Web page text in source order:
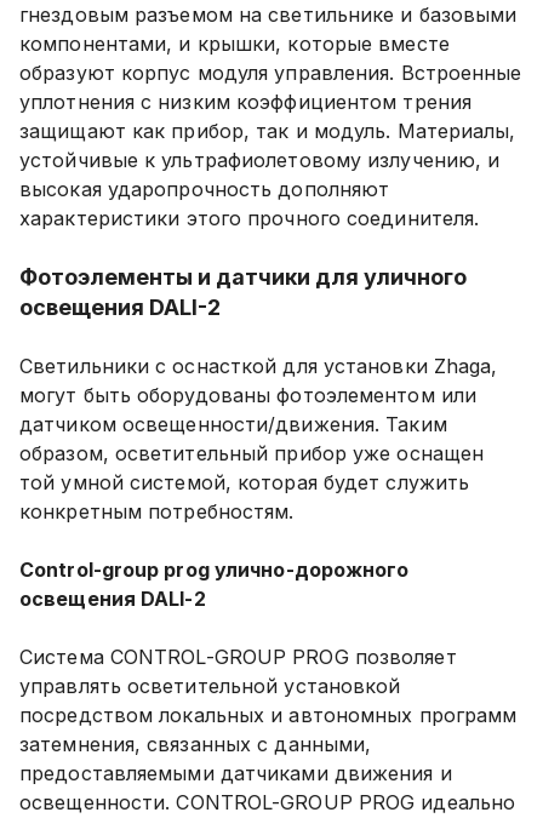
гнездовым разъемом на светильнике и базовыми
компонентами, и крышки, которые вместе
образуют корпус модуля управления. Встроенные
уплотнения с низким коэффициентом трения
защищают как прибор, так и модуль. Материалы,
устойчивые к ультрафиолетовому излучению, и
высокая ударопрочность дополняют
характеристики этого прочного соединителя.
Фотоэлементы и датчики для уличного
освещения DALI-2
Светильники c оснасткой для установки Zhaga,
могут быть оборудованы фотоэлементом или
датчиком освещенности/движения. Таким
образом, осветительный прибор уже оснащен
той умной системой, которая будет служить
конкретным потребностям.
Control-group prog улично-дорожного
освещения DALI-2
Система CONTROL-GROUP PROG позволяет
управлять осветительной установкой
посредством локальных и автономных программ
затемнения, связанных с данными,
предоставляемыми датчиками движения и
освещенности. CONTROL-GROUP PROG идеально